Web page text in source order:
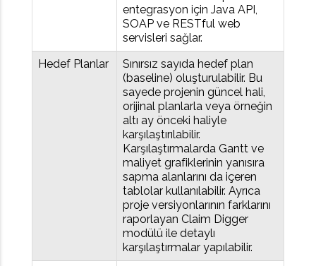
entegrasyon için Java API,
SOAP ve RESTful web
servisleri sağlar.
Hedef Planlar
Sınırsız sayıda hedef plan
(baseline) oluşturulabilir. Bu
sayede projenin güncel hali,
orijinal planlarla veya örneğin
altı ay önceki haliyle
karşılaştırılabilir.
Karşılaştırmalarda Gantt ve
maliyet grafiklerinin yanısıra
sapma alanlarını da içeren
tablolar kullanılabilir. Ayrıca
proje versiyonlarının farklarını
raporlayan Claim Digger
modülü ile detaylı
karşılaştırmalar yapılabilir.